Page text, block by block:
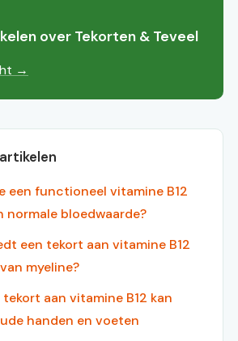
over Tekorten & Teveel
→
een functioneel vitamine B12
normale bloedwaarde?
een tekort aan vitamine B12
myeline?
aan vitamine B12 kan
handen en voeten